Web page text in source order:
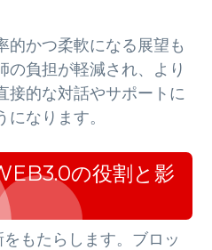
的かつ柔軟になる展望も
の負担が軽減され、より
接的な対話やサポートに
なります。
の役割と影
もたらします。ブロッ